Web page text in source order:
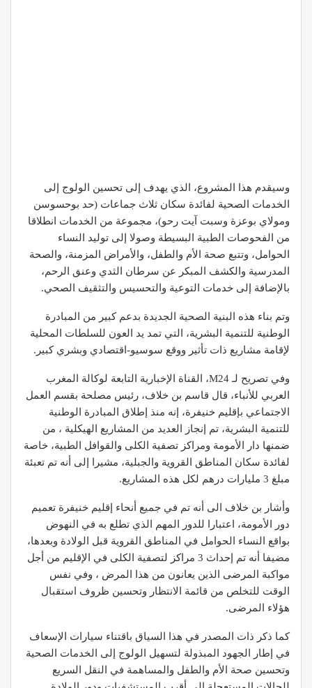
وسيقدم هذا المشروع، الذي يهدف إلى تحسين الولوج إلى
الخدمات الصحية لفائدة سكان ثلاث جماعات (حد بوحسوسن
ومولاي بوعزة وسبت آيت رحو)، مجموعة من الخدمات انطلاقا
من الفحوصات الطبية البسيطة وصولا إلى توليد النساء
الحوامل، وتتبع صحة الأم والطفل، والأمراض المزمنة، والصحة
المدرسية والكشف المبكر عن سرطان الثدي وعنق الرحم،
بالإضافة إلى خدمات التوعية والتحسيس والتثقيف الصحي.
وتم بناء هذه البنية الصحية الجديدة بدعم كبير من المبادرة
الوطنية للتنمية البشرية، التي تمد يد العون للسلطات المحلية
لإقامة مشاريع ذات تأثير ووقع سوسيو-اقتصادي وبشري كبير.
وفي تصريح لـ M24، القناة الإخبارية التابعة لوكالة المغرب
العربي للأنباء، قال قاسم بن خلاف، رئيس مصلحة بقسم العمل
الاجتماعي بإقليم خنيفرة، إنه منذ إطلاق المبادرة الوطنية
للتنمية البشرية، تم إنجاز العديد من المشاريع الهيكلية ، من
ضمنها دار الأمومة ومراكز تصفية الكلى والقوافل الطبية، خاصة
لفائدة سكان المناطق القروية والجبلية، مشيرا إلى أنه تم تعبئة
مبلغ 3 مليارات درهم لكل هذه المشاريع.
وأشار بن خلاف الى أنه تم في جميع أنحاء إقليم خنيفرة تعميم
دور الأمومة، اعتبارا للدور المهم الذي تطلع به في النهوض
بواقع النساء الحوامل في المناطق القروية قبل الولادة وبعدها،
مضيفا أنه تم إحداث 3 مراكز لتصفية الكلى في الإقليم من أجل
مواكبة المرضى الذين يعانون من هذا المرض ، وفي نفس
الوقت للتخلص من قائمة الانتظار وتحسين ظروف استقبال
هؤلاء المرضى.
كما ذكر ذات المصدر في هذا السياق باقتناء سيارات الإسعاف
في إطار الجهود المبذولة لتسهيل الولوج إلى الخدمات الصحية
وتحسين صحة الأم والطفل والمساهمة في النقل السريع